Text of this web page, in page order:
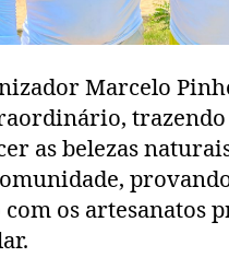
Marcelo
as belezas
os artesanatos